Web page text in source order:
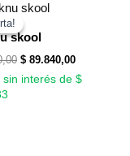
skool
El
original
$ 150.000,00.
$ 89.840,00$
sin interés de $